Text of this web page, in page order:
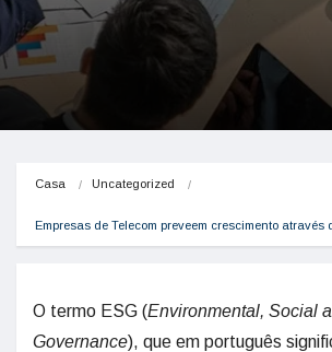
Casa Uncategorized
Empresas de Telecom preveem crescimento através
O termo ESG (Environmental, Social
Governance), que em português